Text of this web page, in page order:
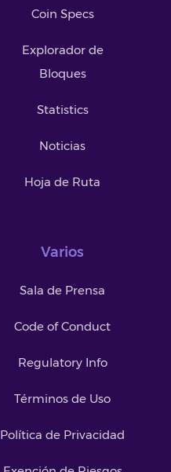
Coin Specs
Explorador de
Bloques
Statistics
Noticias
Hoja de Ruta
Varios
Sala de Prensa
Code of Conduct
Regulatory Info
Términos de Uso
Política de Privacidad